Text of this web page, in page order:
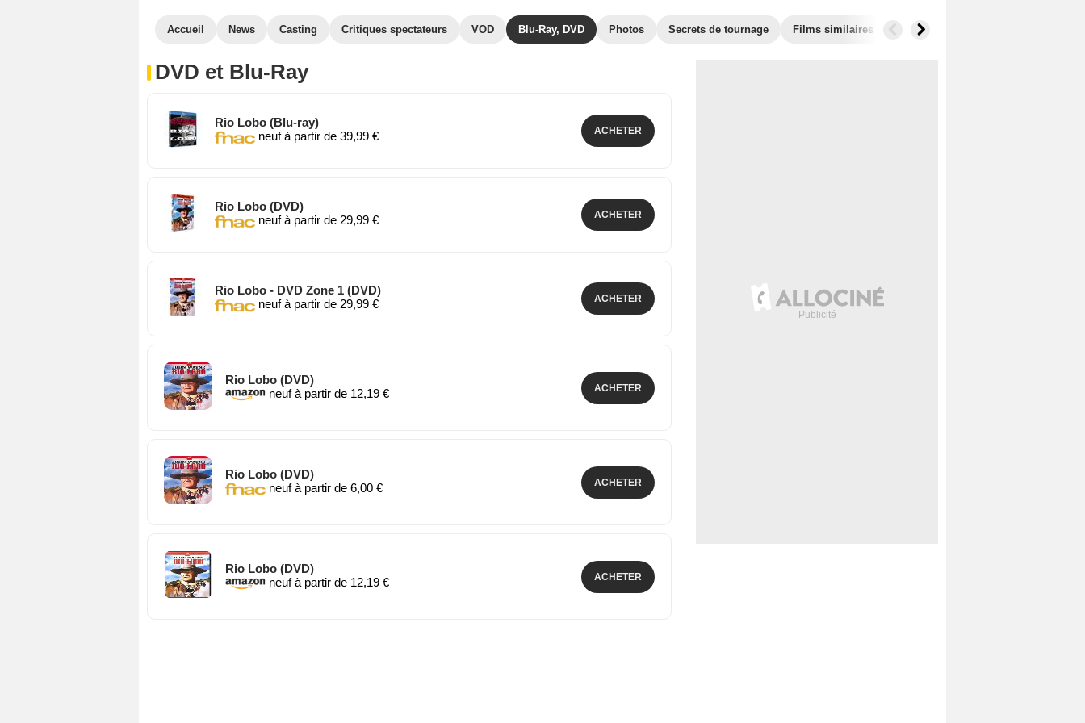
Accueil News Casting Critiques spectateurs VOD Blu-Ray, DVD Photos Secrets de tournage Films similaires
DVD et Blu-Ray
Rio Lobo (Blu-ray)
neuf à partir de 39,99 €
ACHETER
Rio Lobo (DVD)
neuf à partir de 29,99 €
ACHETER
Rio Lobo - DVD Zone 1 (DVD)
neuf à partir de 29,99 €
ACHETER
Rio Lobo (DVD)
neuf à partir de 12,19 €
ACHETER
Rio Lobo (DVD)
neuf à partir de 6,00 €
ACHETER
Rio Lobo (DVD)
neuf à partir de 12,19 €
ACHETER